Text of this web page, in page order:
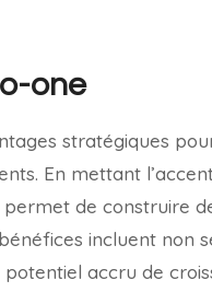
one
stratégiques
En mettant
de construire
incluent non
accru de